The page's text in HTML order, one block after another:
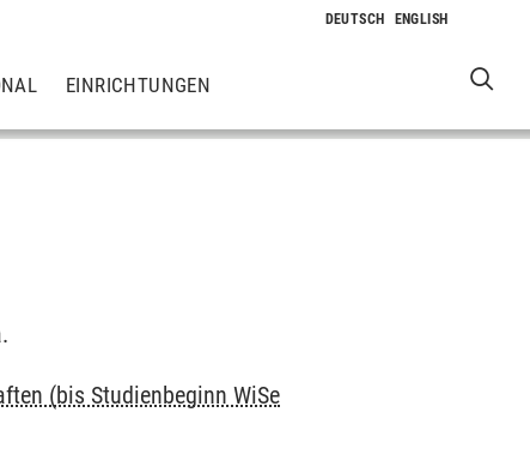
EINRICHTUNGEN
(bis Studienbeginn WiSe